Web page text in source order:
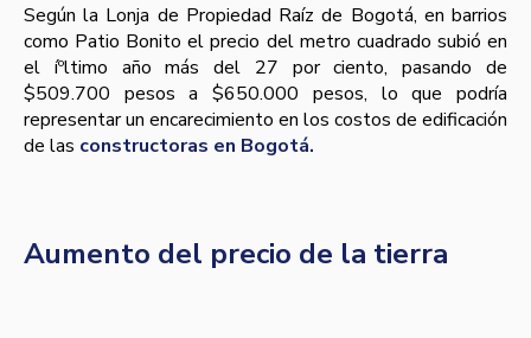
Según la Lonja de Propiedad Raí­z de Bogotá, en barrios
como Patio Bonito el precio del metro cuadrado subió en
el íºltimo año más del 27 por ciento, pasando de
$509.700 pesos a $650.000 pesos, lo que podrí­a
representar un encarecimiento en los costos de edificación
de las constructoras en Bogotá.
Aumento del precio de la tierra